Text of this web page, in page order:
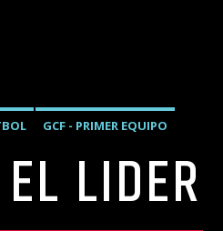
GCF - PRIMER EQUIPO
LIDER